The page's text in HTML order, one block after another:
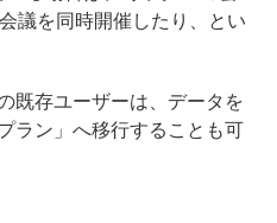
議を同時開催したり、とい
既存ユーザーは、データを
ラン」へ移行することも可